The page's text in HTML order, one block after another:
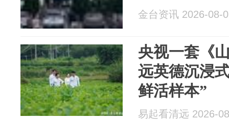
金台资讯 2026-08-
央视一套《
远英德沉浸
鲜活样本”
易起看清远 2026-